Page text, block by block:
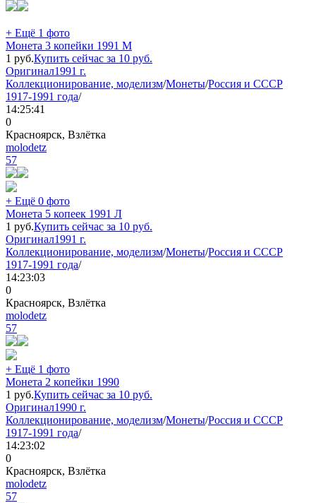
+ Ещё 1 фото
Монета 3 копейки 1991 М
1 руб.Купить сейчас за 10 руб.
Оригинал1991 г.
Коллекционирование, моделизм/Монеты/Россия и СССР
1917-1991 года/
14:25:41
0
Красноярск, Взлётка
molodetz
57
+ Ещё 0 фото
Монета 5 копеек 1991 Л
1 руб.Купить сейчас за 10 руб.
Оригинал1991 г.
Коллекционирование, моделизм/Монеты/Россия и СССР
1917-1991 года/
14:23:03
0
Красноярск, Взлётка
molodetz
57
+ Ещё 1 фото
Монета 2 копейки 1990
1 руб.Купить сейчас за 10 руб.
Оригинал1990 г.
Коллекционирование, моделизм/Монеты/Россия и СССР
1917-1991 года/
14:23:02
0
Красноярск, Взлётка
molodetz
57